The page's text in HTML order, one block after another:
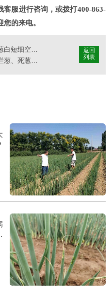
服进行咨询，或拨打400-863-
的来电。
返回
列表
大葱种植技术：大葱葱白短细空有哪些应对措施？如何解决葱白细短空？